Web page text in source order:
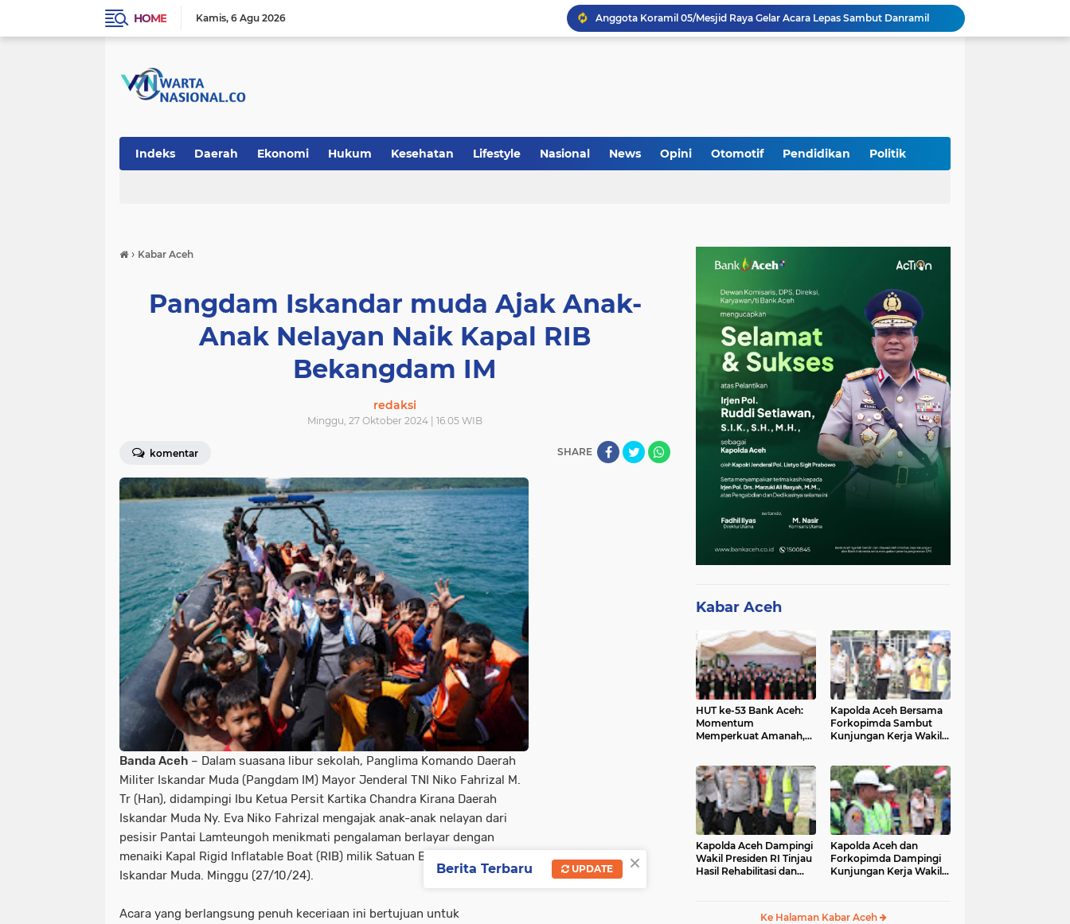
HOME Kamis 6 Agu 2026
Anggota Koramil 05/Mesjid Raya Gelar Acara Lepas Sambut Danramil
Dukung Generasi Sehat, Babinsa Seulimeum Dampingi Imunisasi Campak di Tanoh Abee
Silaturahmi Lintas Sektor di Kuta Alam, TNI–Polri dan Desa Perkokoh Kebersamaan
Indeks Daerah Ekonomi Hukum Kesehatan Lifestyle Nasional News Opini Otomotif Pendidikan Politik
› Kabar Aceh
Pangdam Iskandar muda Ajak Anak-
Anak Nelayan Naik Kapal RIB
Bekangdam IM
redaksi
Minggu, 27 Oktober 2024 | 16.05 WIB
komentar SHARE
Banda Aceh – Dalam suasana libur sekolah, Panglima Komando Daerah
Militer Iskandar Muda (Pangdam IM) Mayor Jenderal TNI Niko Fahrizal M.
Tr (Han), didampingi Ibu Ketua Persit Kartika Chandra Kirana Daerah
Iskandar Muda Ny. Eva Niko Fahrizal mengajak anak-anak nelayan dari
pesisir Pantai Lamteungoh menikmati pengalaman berlayar dengan
menaiki Kapal Rigid Inflatable Boat (RIB) milik Satuan Bekangdam
Iskandar Muda. Minggu (27/10/24).
Acara yang berlangsung penuh keceriaan ini bertujuan untuk
Kabar Aceh
HUT ke-53 Bank Aceh:
Momentum
Memperkuat Amanah,
Kapolda Aceh Bersama
Forkopimda Sambut
Kunjungan Kerja Wakil
Kapolda Aceh Dampingi
Wakil Presiden RI Tinjau
Hasil Rehabilitasi dan
Kapolda Aceh dan
Forkopimda Dampingi
Kunjungan Kerja Wakil
Ke Halaman Kabar Aceh
×
Berita Terbaru UPDATE